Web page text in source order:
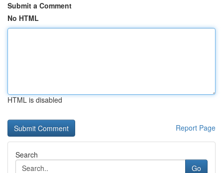
Submit a Comment
No HTML
HTML is disabled
Report Page
Search
Go